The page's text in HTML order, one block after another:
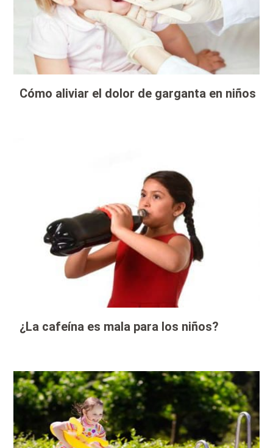
Cómo aliviar el dolor de garganta en niños
¿La cafeína es mala para los niños?